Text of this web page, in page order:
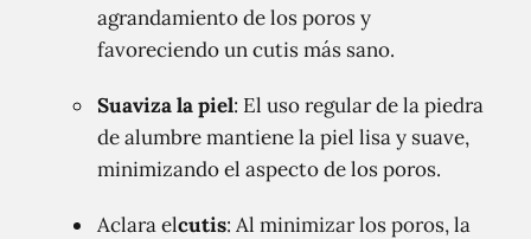
agrandamiento de los poros y
favoreciendo un cutis más sano.
Suaviza la piel: El uso regular de la piedra
de alumbre mantiene la piel lisa y suave,
minimizando el aspecto de los poros.
Aclara elcutis: Al minimizar los poros, la